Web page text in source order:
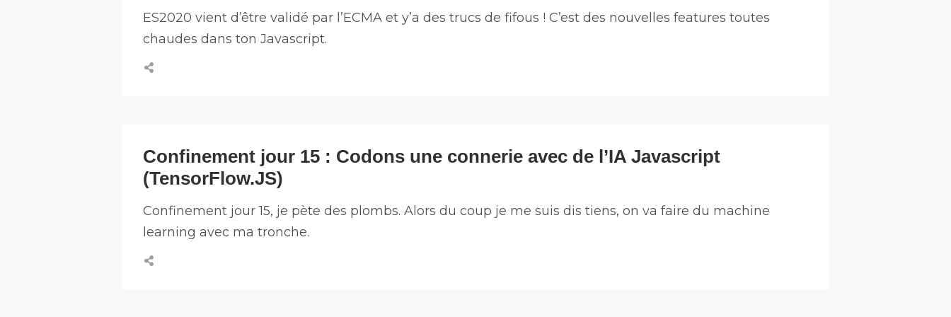
ES2020 vient d’être validé par l’ECMA et y’a des trucs de fifous ! C’est des nouvelles features toutes
chaudes dans ton Javascript.
Confinement jour 15 : Codons une connerie avec de l’IA Javascript
(TensorFlow.JS)
Confinement jour 15, je pète des plombs. Alors du coup je me suis dis tiens, on va faire du machine
learning avec ma tronche.